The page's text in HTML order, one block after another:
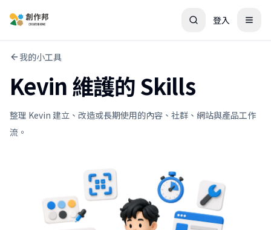
登入
我的小工具
Kevin 維護的 Skills
整理 Kevin 建立、改造或長期使用的內容、社群、網站與產品工作
流。